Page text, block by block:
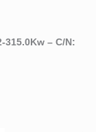
315.0Kw – C/N: